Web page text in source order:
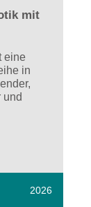
mit
eine
in
und
2026